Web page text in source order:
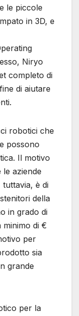
le piccole
in 3D, e
Niryo
completo di
di aiutare
robotici che
possono
Il motivo
aziende
è di
della
in grado di
di €
per
sia
grande
per la